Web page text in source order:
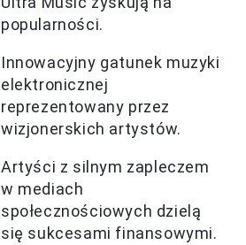
popularności.
Innowacyjny gatunek muzyki
elektronicznej
reprezentowany przez
wizjonerskich artystów.
Artyści z silnym zapleczem
w mediach
społecznościowych dzielą
się sukcesami finansowymi.